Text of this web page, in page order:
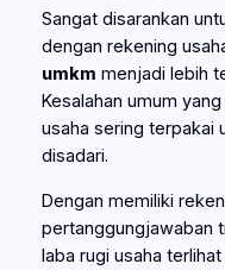
Sangat disarankan
dengan rekening
umkm menjadi lebih
Kesalahan umum
usaha sering terpakai
disadari.
Dengan memiliki
pertanggungjawaban
laba rugi usaha